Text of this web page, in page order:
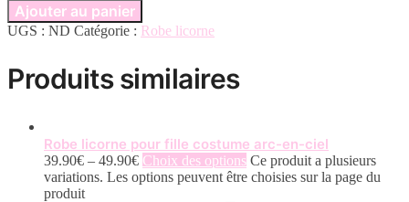
Ajouter au panier
UGS : ND Catégorie : Robe licorne
Produits similaires
Robe licorne pour fille costume arc-en-ciel
39.90€ – 49.90€ Choix des options Ce produit a plusieurs
variations. Les options peuvent être choisies sur la page du
produit